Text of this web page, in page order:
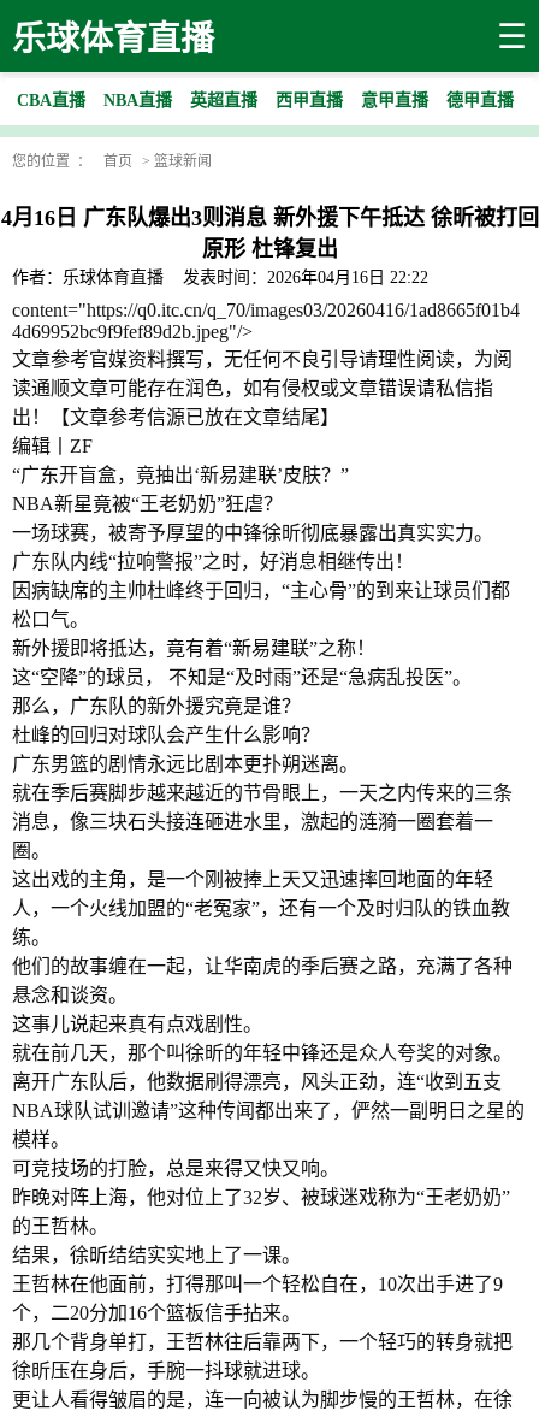
乐球体育直播 ☰
CBA直播 NBA直播 英超直播 西甲直播 意甲直播 德甲直播
您的位置 ： 首页 > 篮球新闻
4月16日 广东队爆出3则消息 新外援下午抵达 徐昕被打回
原形 杜锋复出
作者：乐球体育直播 发表时间：2026年04月16日 22:22
content="https://q0.itc.cn/q_70/images03/20260416/1ad8665f01b4
4d69952bc9f9fef89d2b.jpeg"/>
文章参考官媒资料撰写，无任何不良引导请理性阅读，为阅
读通顺文章可能存在润色，如有侵权或文章错误请私信指
出！【文章参考信源已放在文章结尾】
编辑丨ZF
“广东开盲盒，竟抽出‘新易建联’皮肤？”
NBA新星竟被“王老奶奶”狂虐？
一场球赛，被寄予厚望的中锋徐昕彻底暴露出真实实力。
广东队内线“拉响警报”之时，好消息相继传出！
因病缺席的主帅杜峰终于回归，“主心骨”的到来让球员们都
松口气。
新外援即将抵达，竟有着“新易建联”之称！
这“空降”的球员， 不知是“及时雨”还是“急病乱投医”。
那么，广东队的新外援究竟是谁？
杜峰的回归对球队会产生什么影响？
广东男篮的剧情永远比剧本更扑朔迷离。
就在季后赛脚步越来越近的节骨眼上，一天之内传来的三条
消息，像三块石头接连砸进水里，激起的涟漪一圈套着一
圈。
这出戏的主角，是一个刚被捧上天又迅速摔回地面的年轻
人，一个火线加盟的“老冤家”，还有一个及时归队的铁血教
练。
他们的故事缠在一起，让华南虎的季后赛之路，充满了各种
悬念和谈资。
这事儿说起来真有点戏剧性。
就在前几天，那个叫徐昕的年轻中锋还是众人夸奖的对象。
离开广东队后，他数据刷得漂亮，风头正劲，连“收到五支
NBA球队试训邀请”这种传闻都出来了，俨然一副明日之星的
模样。
可竞技场的打脸，总是来得又快又响。
昨晚对阵上海，他对位上了32岁、被球迷戏称为“王老奶奶”
的王哲林。
结果，徐昕结结实实地上了一课。
王哲林在他面前，打得那叫一个轻松自在，10次出手进了9
个，二20分加16个篮板信手拈来。
那几个背身单打，王哲林往后靠两下，一个轻巧的转身就把
徐昕压在身后，手腕一抖球就进球。
更让人看得皱眉的是，连一向被认为脚步慢的王哲林，在徐